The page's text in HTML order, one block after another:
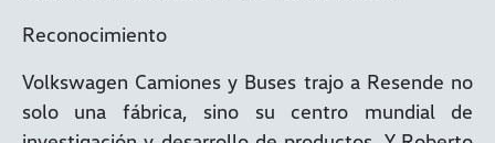
Reconocimiento
Volkswagen Camiones y Buses trajo a Resende no
solo una fábrica, sino su centro mundial de